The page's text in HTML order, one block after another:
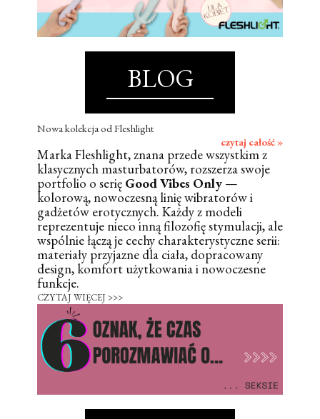
BLOG
Nowa kolekcja od Fleshlight
czytaj całość »
Marka Fleshlight, znana przede wszystkim z
klasycznych masturbatorów, rozszerza swoje
portfolio o serię Good Vibes Only —
kolorową, nowoczesną linię wibratorów i
gadżetów erotycznych. Każdy z modeli
reprezentuje nieco inną filozofię stymulacji, ale
wspólnie łączą je cechy charakterystyczne serii:
materiały przyjazne dla ciała, dopracowany
design, komfort użytkowania i nowoczesne
funkcje.
CZYTAJ WIĘCEJ >>>